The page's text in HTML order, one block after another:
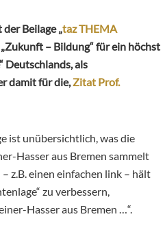
Beilage „taz THEMA
– Bildung“ für ein höchst
Deutschlands, als
damit für die, Zitat Prof.
ist unübersichtlich, was die
Hasser aus Bremen sammelt
z.B. einen einfachen link – hält
zu verbessern,
Hasser aus Bremen …“.